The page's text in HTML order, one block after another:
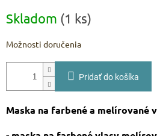
cena:
Skladom (1 ks)
Možnosti doručenia
Pridať do košíka
Maska na farbené a melírované